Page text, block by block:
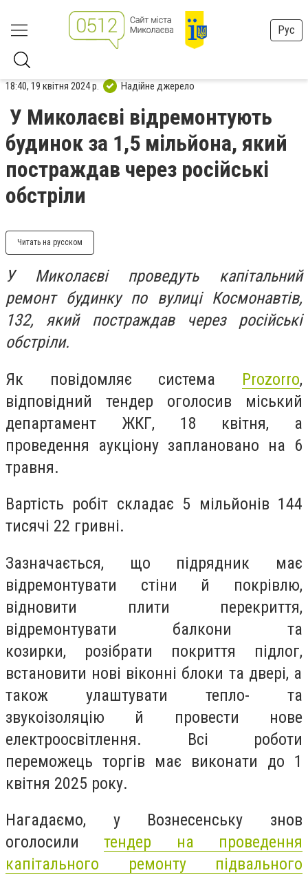
Рус
18:40, 19 квітня 2024 р. Надійне джерело
У Миколаєві відремонтують
будинок за 1,5 мільйона, який
постраждав через російські
обстріли
Читать на русском
У Миколаєві проведуть капітальний
ремонт будинку по вулиці Космонавтів,
132, який постраждав через російські
обстріли.
Як повідомляє система Prozorro,
відповідний тендер оголосив міський
департамент ЖКГ, 18 квітня, а
проведення аукціону заплановано на 6
травня.
Вартість робіт складає 5 мільйонів 144
тисячі 22 гривні.
Зазначається, що підрядник має
відремонтувати стіни й покрівлю,
відновити плити перекриття,
відремонтувати балкони та
козирки, розібрати покриття підлог,
встановити нові віконні блоки та двері, а
також улаштувати тепло- та
звукоізоляцію й провести нове
електроосвітлення. Всі роботи
переможець торгів має виконати до 1
квітня 2025 року.
Нагадаємо, у Вознесенську знов
оголосилитендер на проведення
капітального ремонту підвального